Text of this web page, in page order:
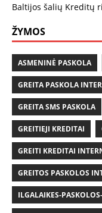
Baltijos šalių Kreditų
ŽYMOS
ASMENINĖ PASKOLA
GREITA PASKOLA
GREITA SMS PASKOLA
GREITIEJI KREDITAI
GREITI KREDITAI
GREITOS PASKOLOS
ILGALAIKES-